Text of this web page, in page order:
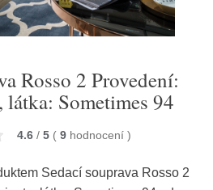
Rosso 2 Provedení:
látka: Sometimes 94
4.6 / 5 ( 9 hodnocení )
Sedací souprava Rosso 2